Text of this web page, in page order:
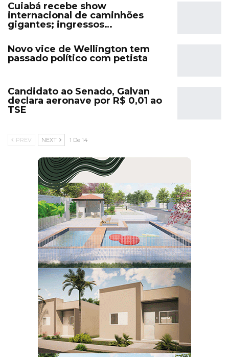
Cuiabá recebe show
internacional de caminhões
gigantes; ingressos…
Novo vice de Wellington tem
passado político com petista
Candidato ao Senado, Galvan
declara aeronave por R$ 0,01 ao
TSE
PREV NEXT 1 De 14